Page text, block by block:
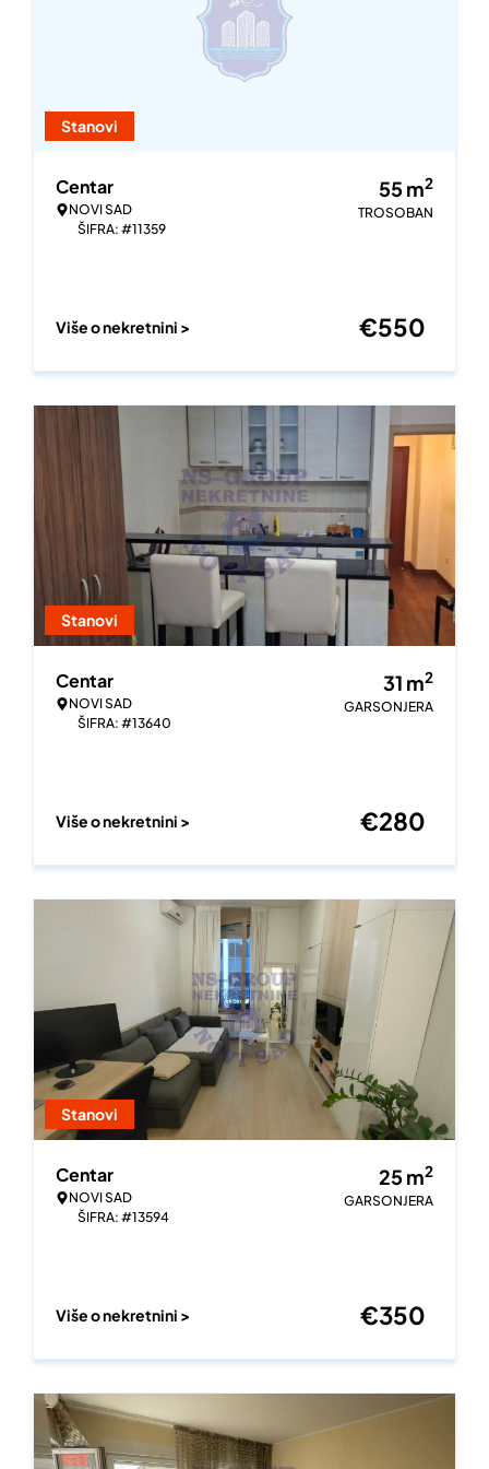
Stanovi
Centar
NOVI SAD
ŠIFRA: #11359
55m2
TROSOBAN
Više o nekretnini > €550
Stanovi
Centar
NOVI SAD
ŠIFRA: #13640
31 m2
GARSONJERA
Više o nekretnini > €280
Stanovi
Centar
NOVI SAD
ŠIFRA: #13594
25m2
GARSONJERA
Više o nekretnini > €350